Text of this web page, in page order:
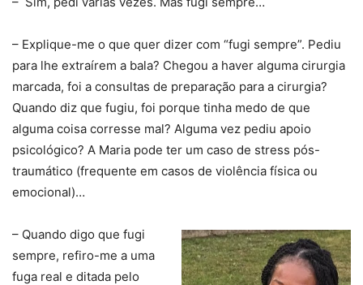
– Explique-me o que quer dizer com “fugi sempre”. Pediu
para lhe extraírem a bala? Chegou a haver alguma cirurgia
marcada, foi a consultas de preparação para a cirurgia?
Quando diz que fugiu, foi porque tinha medo de que
alguma coisa corresse mal? Alguma vez pediu apoio
psicológico? A Maria pode ter um caso de stress pós-
traumático (frequente em casos de violência física ou
emocional)…
– Quando digo que fugi
sempre, refiro-me a uma
fuga real e ditada pelo